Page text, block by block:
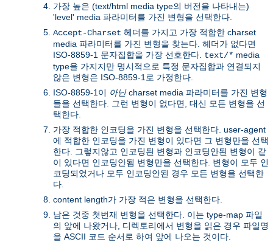
가장 높은 (text/html media type의 버전을 나타내는)
'level' media 파라미터를 가진 변형을 선택한다.
Accept-Charset 헤더를 가지고 가장 적합한 charset
media 파라미터를 가진 변형을 찾는다. 헤더가 없다면
ISO-8859-1 문자집합을 가장 선호한다. text/* media
type을 가지지만 명시적으로 특정 문자집합과 연결되지
않은 변형은 ISO-8859-1로 가정한다.
ISO-8859-1이 아닌charset media 파라미터를 가진 변형
들을 선택한다. 그런 변형이 없다면, 대신 모든 변형을 선
택한다.
가장 적합한 인코딩을 가진 변형을 선택한다. user-agent
에 적합한 인코딩을 가진 변형이 있다면 그 변형만을 선택
한다. 그렇지않고 인코딩된 변형과 인코딩안된 변형이 같
이 있다면 인코딩안됨 변형만을 선택한다. 변형이 모두 인
코딩되었거나 모두 인코딩안된 경우 모든 변형을 선택한
다.
content length가 가장 적은 변형을 선택한다.
남은 것중 첫번재 변형을 선택한다. 이는 type-map 파일
의 앞에 나왔거나, 디렉토리에서 변형을 읽은 경우 파일명
을 ASCII 코드 순서로 하여 앞에 나오는 것이다.